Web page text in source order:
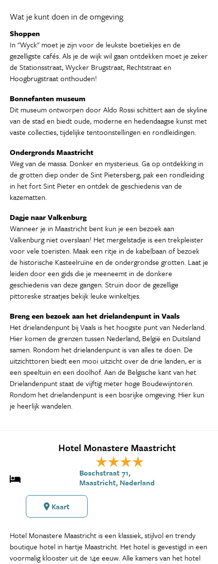
Wat je kunt doen in de omgeving
Shoppen
In "Wyck" moet je zijn voor de leukste boetiekjes en de
gezelligste cafés. Als je de wijk wil gaan ontdekken moet je zeker
de Stationsstraat, Wycker Brugstraat, Rechtstraat en
Hoogbrugstraat onthouden!
Bonnefanten museum
Dit museum ontworpen door Aldo Rossi schittert aan de skyline
van de stad en biedt oude, moderne en hedendaagse kunst met
vaste collecties, tijdelijke tentoonstellingen en rondleidingen.
Ondergronds Maastricht
Weg van de massa. Donker en mysterieus. Ga op ontdekking in
de grotten diep onder de Sint Pietersberg, pak een rondleiding
in het fort Sint Pieter en ontdek de geschiedenis van de
kazematten.
Dagje naar Valkenburg
Wanneer je in Maastricht bent kun je een bezoek aan
Valkenburg niet overslaan! Het mergelstadje is een trekpleister
voor vele toeristen. Maak een ritje in de kabelbaan of bezoek
de historische Kasteelruïne en de ondergrondse grotten. Laat je
leiden door een gids die je meeneemt in de donkere
geschiedenis van deze gangen. Struin door de gezellige
pittoreske straatjes bekijk leuke winkeltjes.
Breng een bezoek aan het drielandenpunt in Vaals
Het drielandenpunt bij Vaals is het hoogste punt van Nederland.
Hier komen de grenzen tussen Nederland, België en Duitsland
samen. Rondom het drielandenpunt is van alles te doen. De
uitzichttoren biedt een mooi uitzicht over de drie landen, er is
een speeltuin en een doolhof. Aan de Belgische kant van het
Drielandenpunt staat de vijftig meter hoge Boudewijntoren.
Rondom het drielandenpunt is een bosrijke omgeving. Hier kun
je heerlijk wandelen.
Hotel Monastere Maastricht
Boschstraat 71,
Maastricht, Nederland
Kaart
Hotel Monastere Maastricht is een klassiek, stijlvol en trendy
boutique hotel in hartje Maastricht. Het hotel is gevestigd in een
voormalig klooster uit de 14e eeuw. Alle kamers van het hotel